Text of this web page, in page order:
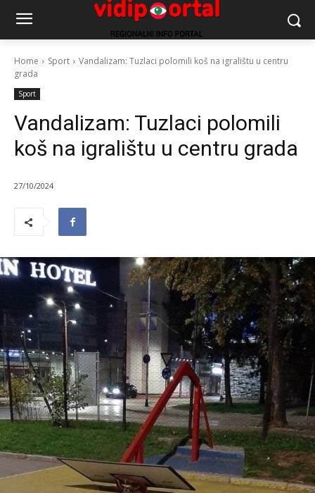
Home Sport
Vandalizam: Tuzlaci polomili koš na igralištu u centru
grada
Sport
Vandalizam: Tuzlaci polomili
koš na igralištu u centru grada
27/10/2024